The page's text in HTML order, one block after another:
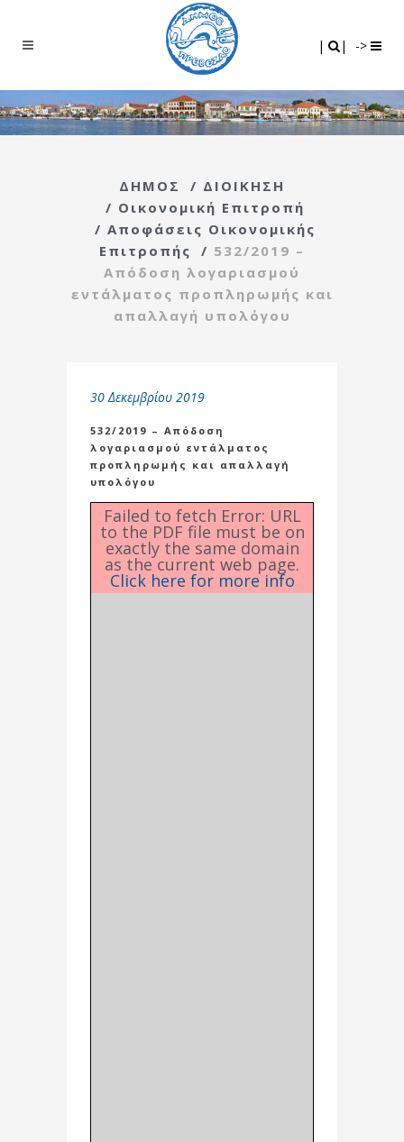
| | ->
ΔΗΜΟΣ / ΔΙΟΙΚΗΣΗ
/ Οικονομική Επιτροπή
/ Αποφάσεις Οικονομικής
Επιτροπής
/ 532/2019 –
Απόδοση λογαριασμού
εντάλματος προπληρωμής και
απαλλαγή υπολόγου
30 Δεκεμβρίου 2019
532/2019 – Απόδοση
λογαριασμού εντάλματος
προπληρωμής και απαλλαγή
υπολόγου
Failed to fetch Error: URL
to the PDF file must be on
exactly the same domain
as the current web page.
Click here for more info